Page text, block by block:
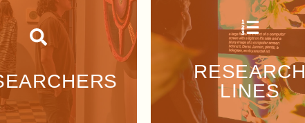
DESCARGAR
RESEARCH
LINES
VER MÁS